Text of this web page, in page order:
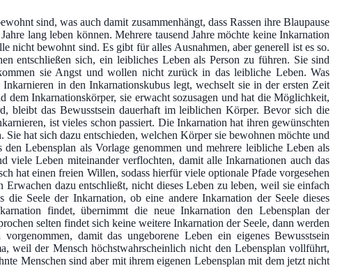
sind, was auch damit zusammenhängt, dass Rassen ihre Blaupause
lang leben können. Mehrere tausend Jahre möchte keine Inkarnation
nicht bewohnt sind. Es gibt für alles Ausnahmen, aber generell ist es so.
entschließen sich, ein leibliches Leben als Person zu führen. Sie sind
sie Angst und wollen nicht zurück in das leibliche Leben. Was
in den Inkarnationskubus legt, wechselt sie in der ersten Zeit
Inkarnationskörper, sie erwacht sozusagen und hat die Möglichkeit,
bleibt das Bewusstsein dauerhaft im leiblichen Körper. Bevor sich die
ist vieles schon passiert. Die Inkarnation hat ihren gewünschten
hat sich dazu entschieden, welchen Körper sie bewohnen möchte und
Lebensplan als Vorlage genommen und mehrere leibliche Leben als
viele Leben miteinander verflochten, damit alle Inkarnationen auch das
hat einen freien Willen, sodass hierfür viele optionale Pfade vorgesehen
dazu entschließt, nicht dieses Leben zu leben, weil sie einfach
Seele der Inkarnation, ob eine andere Inkarnation der Seele dieses
findet, übernimmt die neue Inkarnation den Lebensplan der
selten findet sich keine weitere Inkarnation der Seele, dann werden
damit das ungeborene Leben ein eigenes Bewusstsein
weil der Mensch höchstwahrscheinlich nicht den Lebensplan vollführt,
Menschen sind aber mit ihrem eigenen Lebensplan mit dem jetzt nicht